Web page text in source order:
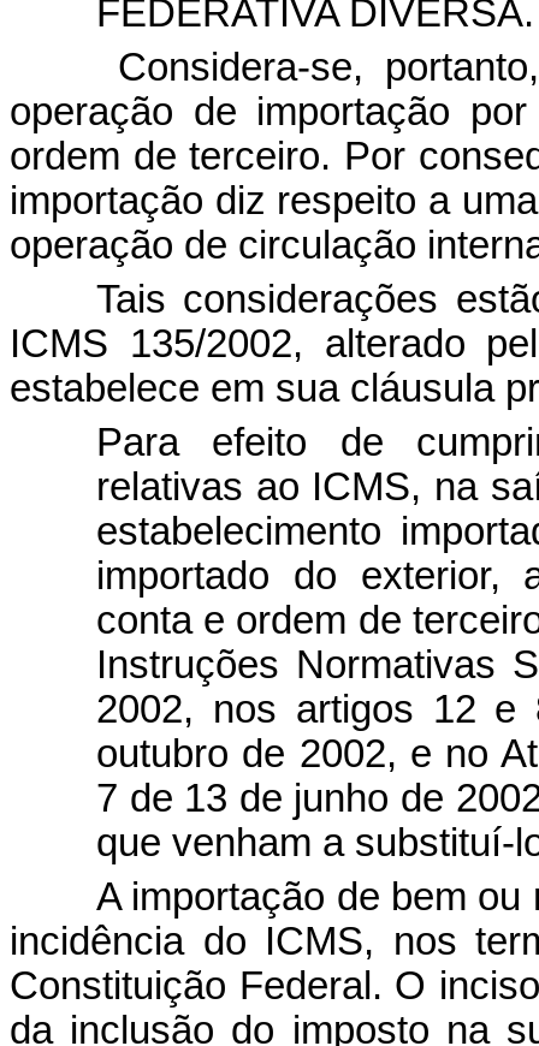
FEDERATIVA DIVERSA.
Considera-se,
operação de importação
ordem de terceiro. Por
importação diz respeito a
operação de circulação
Tais considerações
ICMS 135/2002, alterado
estabelece em sua cláusula
Para efeito de
relativas ao ICMS, na
estabelecimento
importado do exterior,
conta e ordem de
Instruções Normativas
2002, nos artigos 12
outubro de 2002, e no
7 de 13 de junho de
que venham a substituí-
A importação de bem
incidência do ICMS, nos
Constituição Federal. O
da inclusão do imposto na